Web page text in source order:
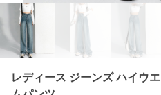
レディース ジーンズ ハイウ